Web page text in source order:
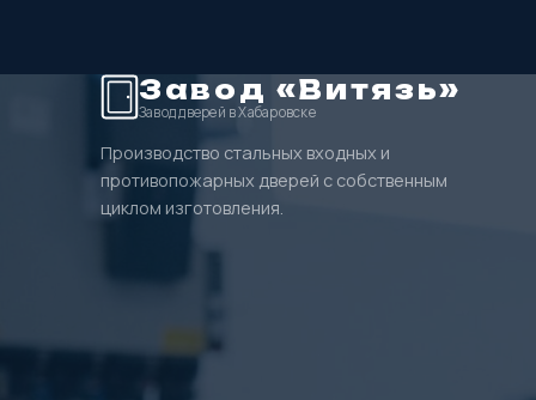
Завод «Витязь»
Завод дверей в Хабаровске
Производство стальных входных и
противопожарных дверей с собственным
циклом изготовления.